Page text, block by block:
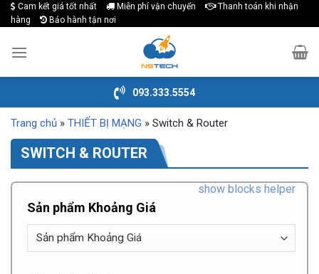
Skip
to
content
Cam kết giá tốt nhất Miễn phí vận chuyển
Thanh toán khi nhận
hàng
Bảo hành tận nơi
093.333.5554
Trang chủ » THIẾT BỊ MẠNG » Switch & Router
SWITCH & ROUTER
show blocks helper
Sản phẩm Khoảng Giá